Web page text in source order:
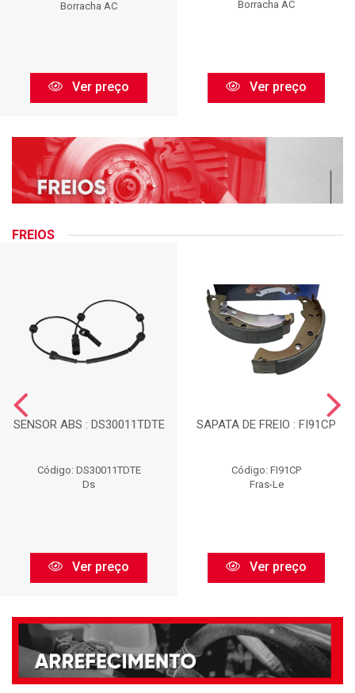
Borracha AC
Ver preço
Borracha AC
Ver preço
FREIOS
SENSOR ABS : DS30011TDTE
Código: DS30011TDTE
Ds
Ver preço
SAPATA DE FREIO : FI91CP
Código: FI91CP
Fras-Le
Ver preço